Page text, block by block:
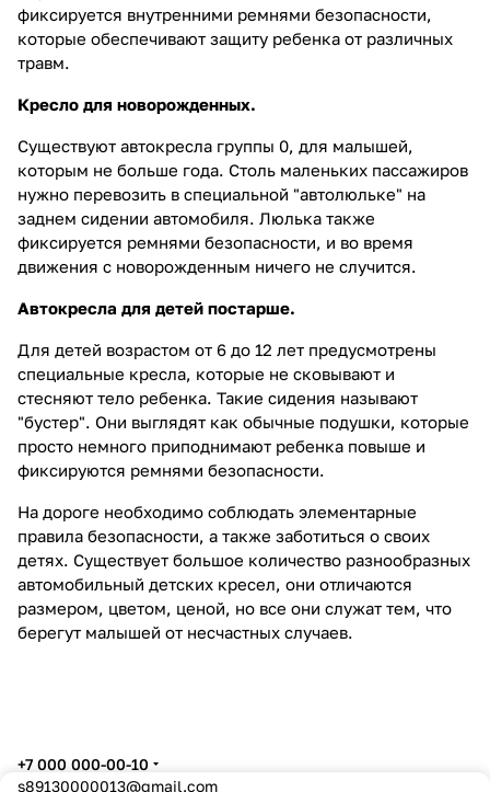
фиксируется внутренними ремнями безопасности,
которые обеспечивают защиту ребенка от различных
травм.
Кресло для новорожденных.
Существуют автокресла группы 0, для малышей,
которым не больше года. Столь маленьких пассажиров
нужно перевозить в специальной "автолюльке" на
заднем сидении автомобиля. Люлька также
фиксируется ремнями безопасности, и во время
движения с новорожденным ничего не случится.
Автокресла для детей постарше.
Для детей возрастом от 6 до 12 лет предусмотрены
специальные кресла, которые не сковывают и
стесняют тело ребенка. Такие сидения называют
"бустер". Они выглядят как обычные подушки, которые
просто немного приподнимают ребенка повыше и
фиксируются ремнями безопасности.
На дороге необходимо соблюдать элементарные
правила безопасности, а также заботиться о своих
детях. Существует большое количество разнообразных
автомобильный детских кресел, они отличаются
размером, цветом, ценой, но все они служат тем, что
берегут малышей от несчастных случаев.
+7 000 000-00-10
s89130000013@gmail.com